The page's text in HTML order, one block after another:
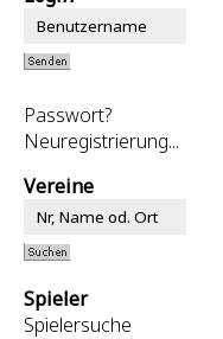
Passwort?
Neuregistrierung...
Vereine
Spieler
Spielersuche